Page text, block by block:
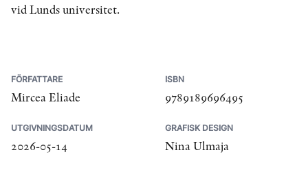
vid Lunds universitet.
FÖRFATTARE
Mircea Eliade
ISBN
9789189696495
UTGIVNINGSDATUM
2026-05-14
GRAFISK DESIGN
Nina Ulmaja